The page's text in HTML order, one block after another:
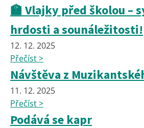
🏫 Vlajky před školou –
hrdosti a sounáležitosti!
12. 12. 2025
Přečíst >
Návštěva z
11. 12. 2025
Přečíst >
Podává se kapr